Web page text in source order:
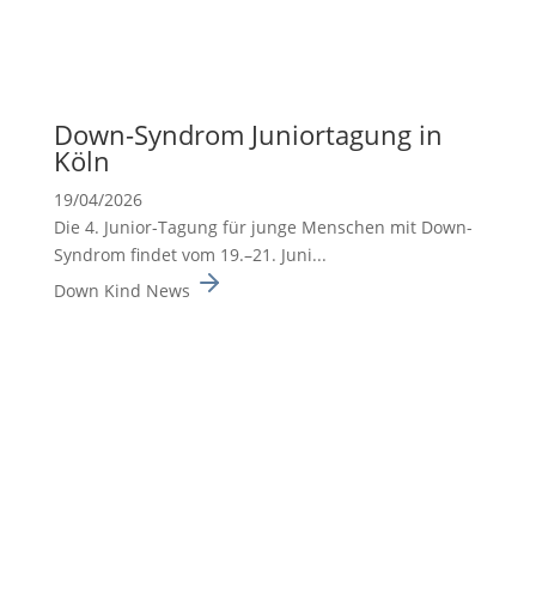
Down-Syndrom Junior­ta­gung in
Köln
19/04/2026
Die 4. Junior-Tagung für junge Menschen mit Down-
Syndrom findet vom 19.–21. Juni...
Down Kind News